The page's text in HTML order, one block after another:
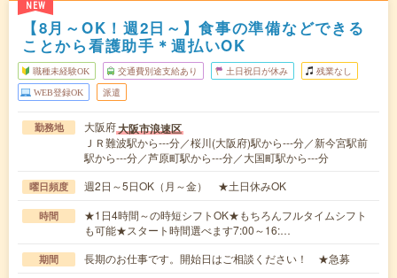
NEW
【8月～OK！週2日～】食事の準備などできる
ことから看護助手＊週払いOK
職種未経験OK 交通費別途支給あり 土日祝日が休み 残業なし
WEB登録OK 派遣
勤務地 大阪府大阪市浪速区
ＪＲ難波駅から---分／桜川(大阪府)駅から---分／新今宮駅前
駅から---分／芦原町駅から---分／大国町駅から---分
曜日頻度 週2日～5日OK（月～金） ★土日休みOK
時間
★1日4時間～の時短シフトOK★もちろんフルタイムシフト
も可能★スタート時間選べます7:00～16:…
期間 長期のお仕事です。開始日はご相談ください！ ★急募